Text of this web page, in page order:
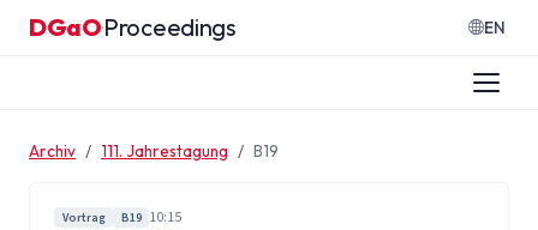
Zum Inhalt springen
DGaO·Proceedings EN
Archiv 111. Jahrestagung B19
Vortrag B19 10:15